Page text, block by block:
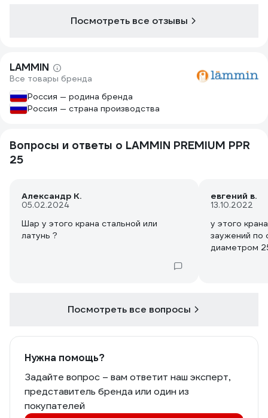
Посмотреть все отзывы
LAMMIN
Все товары бренда
Россия — родина бренда
Россия — страна производства
Вопросы и ответы о LAMMIN PREMIUM PPR
25
Александр К.
05.02.2024
Шар у этого крана стальной или
латунь ?
евгений в.
13.10.2022
у этого
заужений по
диаметром
Посмотреть все вопросы
Нужна помощь?
Задайте вопрос – вам ответит наш эксперт,
представитель бренда или один из
покупателей